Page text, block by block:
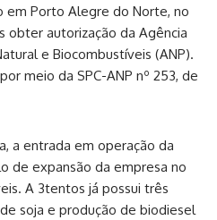
em Porto Alegre do Norte, no
obter autorização da Agência
e Biocombustíveis (ANP).
meio da SPC-ANP nº 253, de
a entrada em operação da
de expansão da empresa no
A 3tentos já possui três
soja e produção de biodiesel